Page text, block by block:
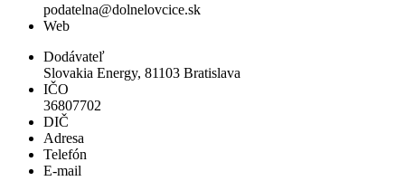
podatelna@dolnelovcice.sk
Web
Dodávateľ
Slovakia Energy, 81103 Bratislava
IČO
36807702
DIČ
Adresa
Telefón
E-mail